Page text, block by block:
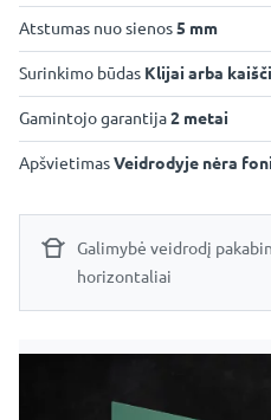
Atstumas nuo sienos5 mm
Surinkimo būdas Klijai arba
Gamintojo garantija2 metai
ApšvietimasVeidrodyje nėra
Galimybė veidrodį
horizontaliai